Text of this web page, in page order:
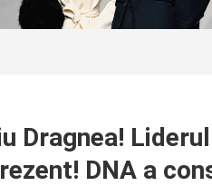
Dragnea!
DNA a